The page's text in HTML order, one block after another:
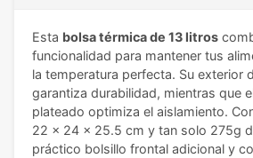
Esta bolsa térmica de 13 litros
funcionalidad para mantener tus
la temperatura perfecta. Su exterior
garantiza durabilidad, mientras que
plateado optimiza el aislamiento.
22 x 24 x 25.5 cm y tan solo 275g
práctico bolsillo frontal adicional y